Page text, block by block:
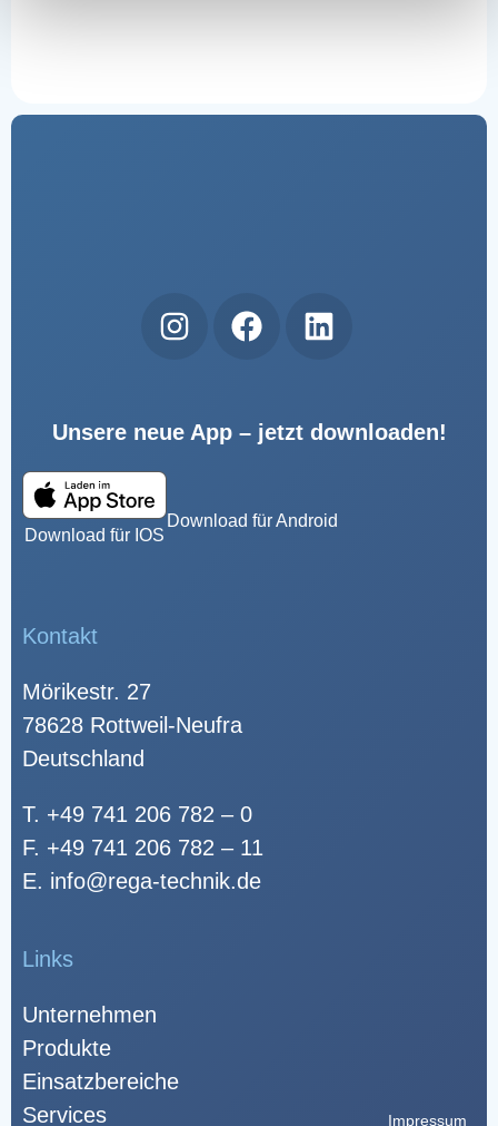
Unsere neue App – jetzt downloaden!
Download für IOS
Download für Android
Kontakt
Mörikestr. 27
78628 Rottweil-Neufra
Deutschland
T. +49 741 206 782 – 0
F. +49 741 206 782 – 11
E. info@rega-technik.de
Links
Unternehmen
Produkte
Einsatzbereiche
Services
Impressum